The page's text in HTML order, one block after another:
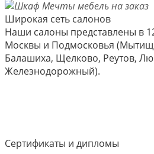
Широкая сеть салонов
Наши салоны представлены в
Москвы и Подмосковья
Балашиха, Щелково, Реутов,
Железнодорожный).
Сертификаты и дипломы